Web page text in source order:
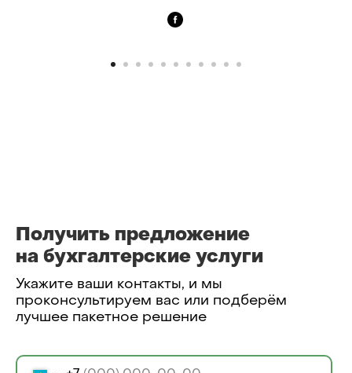
Получить предложение
на бухгалтерские услуги
Укажите ваши контакты, и мы
проконсультируем вас или подберём
лучшее пакетное решение